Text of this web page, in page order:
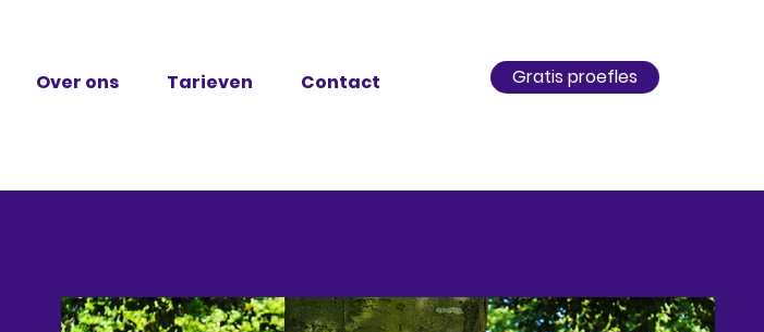
Over ons Tarieven Contact Gratis proefles